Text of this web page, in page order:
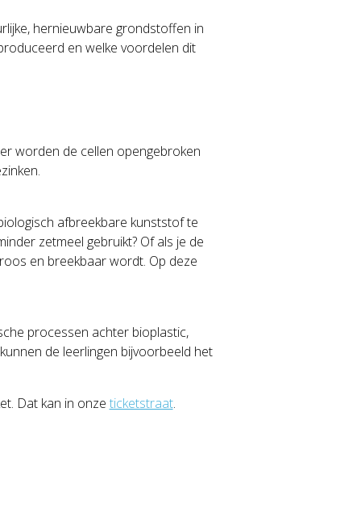
hernieuwbare grondstoffen in
en welke voordelen dit
worden de cellen opengebroken
afbreekbare kunststof te
zetmeel gebruikt? Of als je de
en breekbaar wordt. Op deze
processen achter bioplastic,
de leerlingen bijvoorbeeld het
Dat kan in onze ticketstraat.